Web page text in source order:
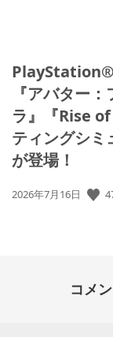
『アバター
ラ』『Rise
ティングシ
が登場！
公
2026年7月16日
コメ